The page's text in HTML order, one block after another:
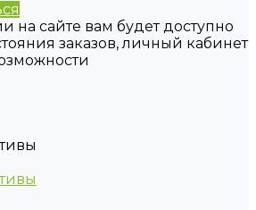
на сайте вам будет доступно
заказов, личный кабинет